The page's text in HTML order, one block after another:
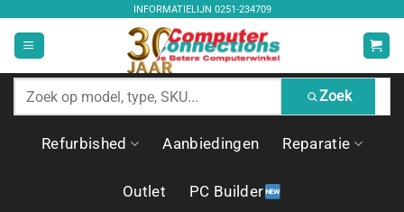
inhoud
INFORMATIELIJN 0251-234709
Zoek
producten
Zoek
Refurbished Aanbiedingen Reparatie
Outlet PC Builder